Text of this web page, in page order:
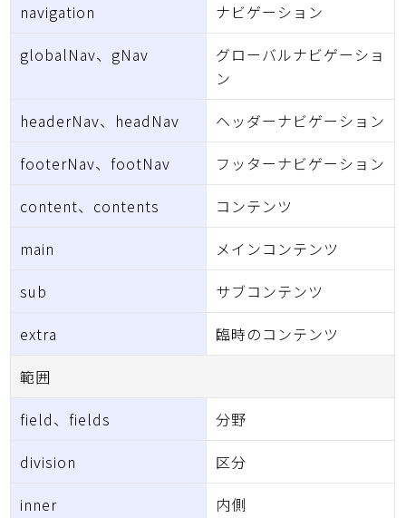
navigation
ナビゲーション
globalNav、gNav
グローバルナビゲーショ
ン
headerNav、headNav
ヘッダーナビゲーション
footerNav、footNav
フッターナビゲーション
content、contents
コンテンツ
main
メインコンテンツ
sub
サブコンテンツ
extra
臨時のコンテンツ
範囲
field、fields
分野
division
区分
inner
内側